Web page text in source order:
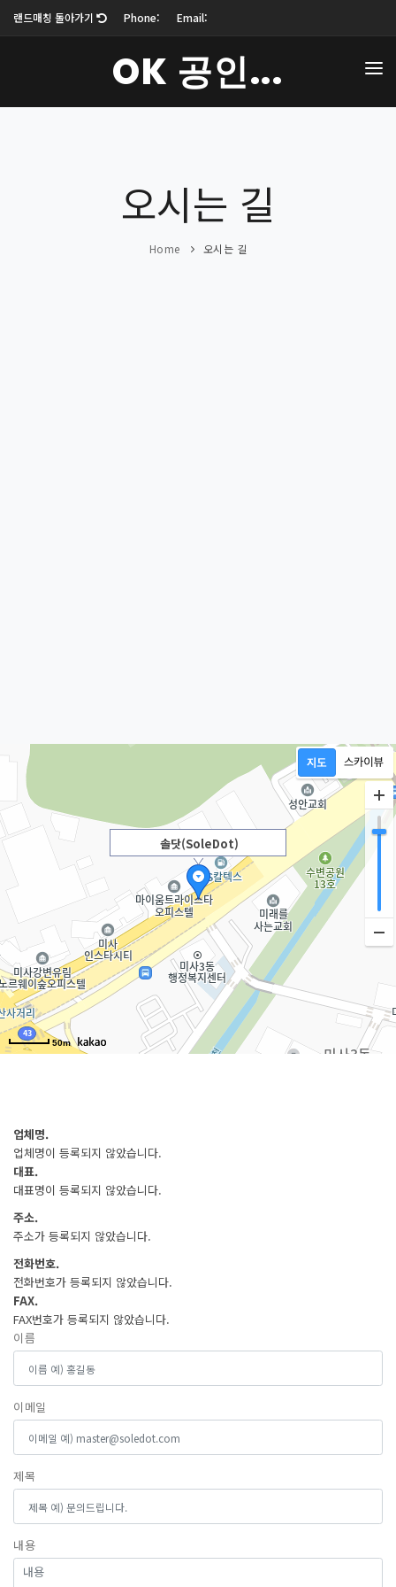
랜드매칭 돌아가기 Phone: Email:
OK 공인...
업체소개
오시는 길
Home 오시는 길
솔닷(SoleDot)
50m
업체명.
업체명이 등록되지 않았습니다.
대표.
대표명이 등록되지 않았습니다.
주소.
주소가 등록되지 않았습니다.
전화번호.
전화번호가 등록되지 않았습니다.
FAX.
FAX번호가 등록되지 않았습니다.
이름
이메일
제목
내용